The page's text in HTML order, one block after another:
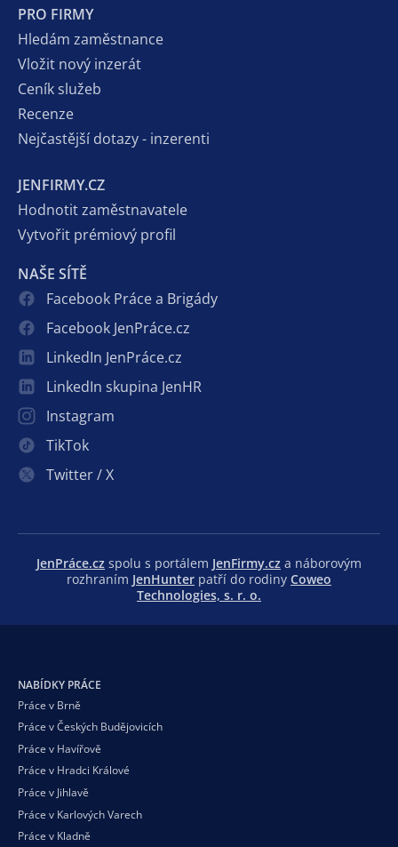
PRO FIRMY
Hledám zaměstnance
Vložit nový inzerát
Ceník služeb
Recenze
Nejčastější dotazy - inzerenti
JENFIRMY.CZ
Hodnotit zaměstnavatele
Vytvořit prémiový profil
NAŠE SÍTĚ
Facebook Práce a Brigády
Facebook JenPráce.cz
LinkedIn JenPráce.cz
LinkedIn skupina JenHR
Instagram
TikTok
Twitter / X
JenPráce.cz spolu s portálem JenFirmy.cz a náborovým
rozhraním JenHunter patří do rodiny Coweo
Technologies, s. r. o.
NABÍDKY PRÁCE
Práce v Brně
Práce v Českých Budějovicích
Práce v Havířově
Práce v Hradci Králové
Práce v Jihlavě
Práce v Karlových Varech
Práce v Kladně